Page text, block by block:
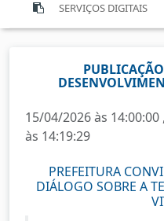
SERVIÇOS DIGITAIS
15/04/2026 às
às 14:19:29
PREFEITURA
DIÁLOGO SOBRE A